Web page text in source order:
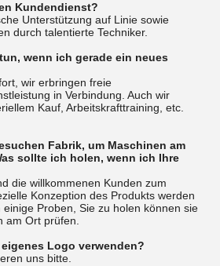
Kundendienst?
Unterstützung auf Linie sowie
durch talentierte Techniker.
wenn ich gerade ein neues
wir erbringen freie
in Verbindung. Auch wir
Kauf, Arbeitskrafttraining, etc.
Fabrik, um Maschinen am
sollte ich holen, wenn ich Ihre
die willkommenen Kunden zum
Konzeption des Produkts werden
Proben, Sie zu holen können sie
am Ort prüfen.
Logo verwenden?
uns bitte.